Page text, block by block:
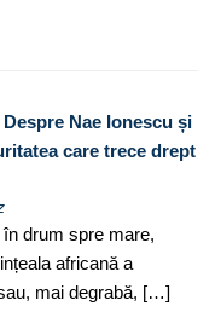
Nae Ionescu și
care trece drept
drum spre mare,
africană a
mai degrabă, […]